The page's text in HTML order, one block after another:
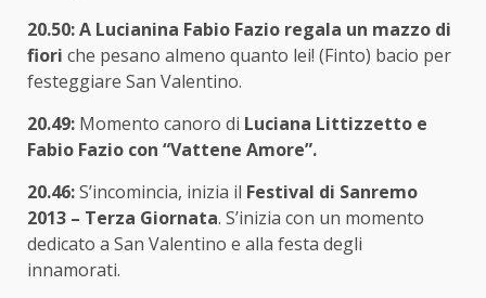
20.50:A Lucianina Fabio Fazio regala un mazzo di
fiori che pesano almeno quanto lei! (Finto) bacio per
festeggiare San Valentino.
20.49: Momento canoro di Luciana Littizzetto e
Fabio Fazio con “Vattene Amore”.
20.46:S’incomincia, inizia il Festival di Sanremo
2013 – Terza Giornata. S’inizia con un momento
dedicato a San Valentino e alla festa degli
innamorati.